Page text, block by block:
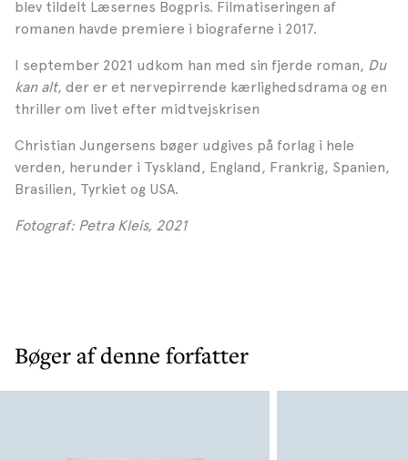
blev tildelt Læsernes Bogpris. Filmatiseringen af
romanen havde premiere i biograferne i 2017.
I september 2021 udkom han med sin fjerde roman, Du
kan alt, der er et nervepirrende kærlighedsdrama og en
thriller om livet efter midtvejskrisen
Christian Jungersens bøger udgives på forlag i hele
verden, herunder i Tyskland, England, Frankrig, Spanien,
Brasilien, Tyrkiet og USA.
Fotograf: Petra Kleis, 2021
Bøger af denne forfatter